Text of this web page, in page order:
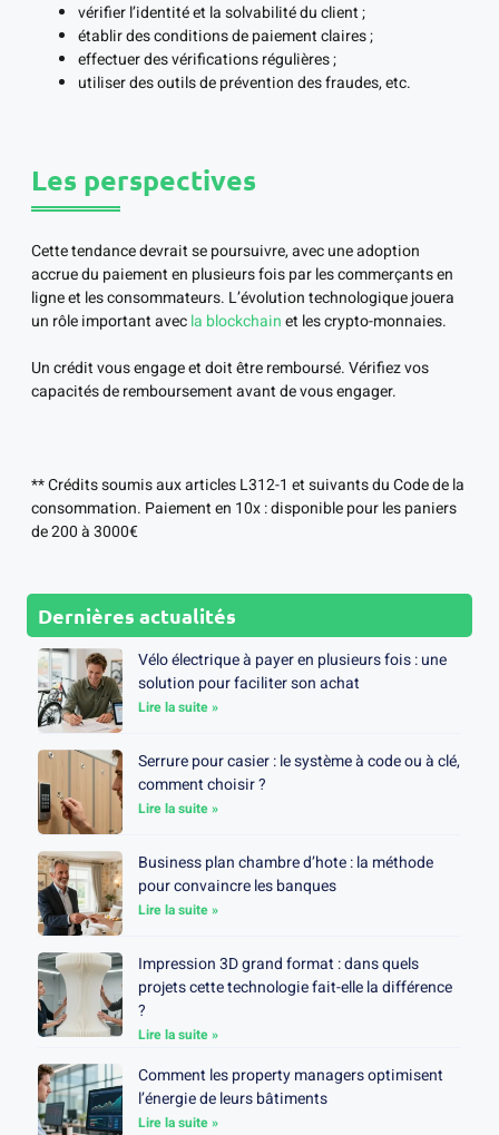
vérifier l’identité et la solvabilité du client ;
établir des conditions de paiement claires ;
effectuer des vérifications régulières ;
utiliser des outils de prévention des fraudes, etc.
Les perspectives
Cette tendance devrait se poursuivre, avec une adoption
accrue du paiement en plusieurs fois par les commerçants en
ligne et les consommateurs. L’évolution technologique jouera
un rôle important avecla blockchainet les crypto-monnaies.
Un crédit vous engage et doit être remboursé. Vérifiez vos
capacités de remboursement avant de vous engager.
** Crédits soumis aux articles L312-1 et suivants du Code de la
consommation. Paiement en 10x : disponible pour les paniers
de 200 à 3000€
Dernières actualités
Vélo électrique à payer en plusieurs fois : une
solution pour faciliter son achat
Lire la suite »
Serrure pour casier : le système à code ou à clé,
comment choisir ?
Lire la suite »
Business plan chambre d’hote : la méthode
pour convaincre les banques
Lire la suite »
Impression 3D grand format : dans quels
projets cette technologie fait-elle la différence
?
Lire la suite »
Comment les property managers optimisent
l’énergie de leurs bâtiments
Lire la suite »